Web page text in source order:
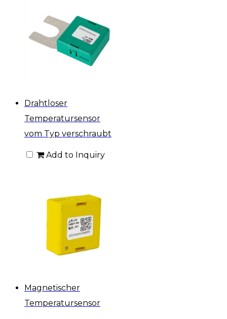
Drahtloser
Temperatursensor
vom Typ verschraubt
Add to Inquiry
Magnetischer
Temperatursensor